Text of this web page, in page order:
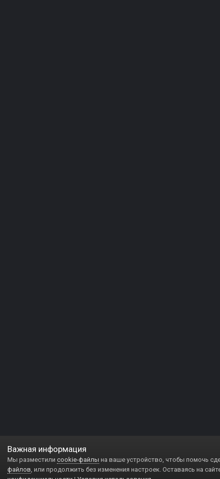
Важная информация
Мы разместили cookie-файлы на ваше устройство, чтобы помочь
файлов, или продолжить без изменения настроек. Оставаясь на